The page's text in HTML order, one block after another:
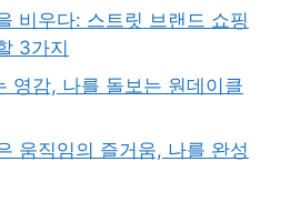
비우다: 스트릿 브랜드 쇼핑
3가지
영감, 나를 돌보는 원데이클
움직임의 즐거움, 나를 완성